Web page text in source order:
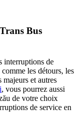
Bus
interruptions de
les détours, les
majeurs et autres
, vous pourrez aussi
de votre choix
de service en